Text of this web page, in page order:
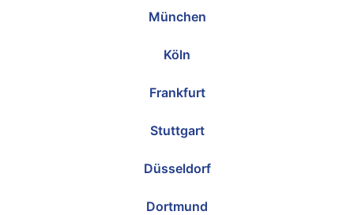
München
Köln
Frankfurt
Stuttgart
Düsseldorf
Dortmund